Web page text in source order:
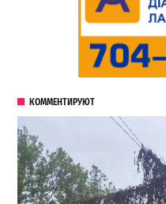
КОММЕНТИРУЮТ